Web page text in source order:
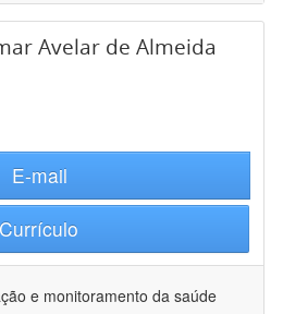
Avelar de Almeida
E-mail
Currículo
e monitoramento da saúde